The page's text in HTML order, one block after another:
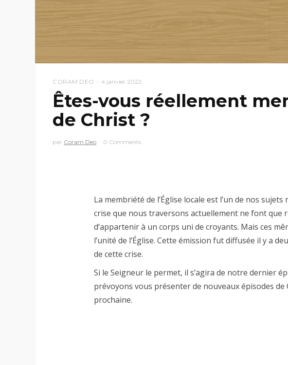
CORAM DEO 4 janvier 2022
Êtes-vous réellement
de Christ ?
par Coram Deo 0 Comments
La membriété de l’Église locale est l’un de nos
crise que nous traversons actuellement ne font que
d’appartenir à un corps uni de croyants. Mais ces
l’unité de l’Église. Cette émission fut diffusée il y a
de cette crise.
Si le Seigneur le permet, il s’agira de notre dernier
prévoyons vous présenter de nouveaux épisodes de
prochaine.